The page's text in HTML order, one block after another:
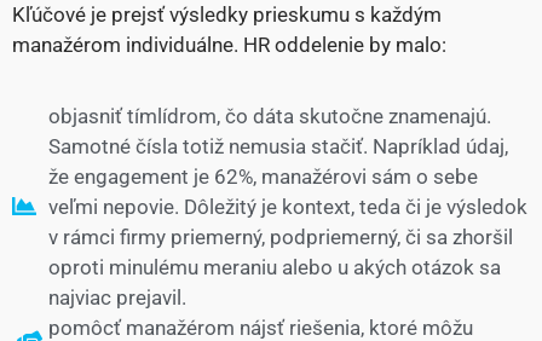
Kľúčové je prejsť výsledky prieskumu s každým
manažérom individuálne. HR oddelenie by malo:
objasniť tímlídrom, čo dáta skutočne znamenajú.
Samotné čísla totiž nemusia stačiť. Napríklad údaj,
že engagement je 62%, manažérovi sám o sebe
veľmi nepovie. Dôležitý je kontext, teda či je výsledok
v rámci firmy priemerný, podpriemerný, či sa zhoršil
oproti minulému meraniu alebo u akých otázok sa
najviac prejavil.
pomôcť manažérom nájsť riešenia, ktoré môžu